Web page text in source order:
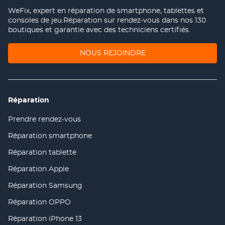
WeFix, expert en réparation de smartphone, tablettes et
consoles de jeu.Réparation sur rendez-vous dans nos 130
boutiques et garantie avec des techniciens certifiés.
NOUS REJOINDRE(OUVRE
DANS
NOUVELLE
Réparation
Prendre rendez-vous
(ouvre
dans
nouvelle
Réparation smartphone
(ouvre
dans
nouvelle
Réparation tablette
(ouvre
dans
nouvelle
Réparation Apple
(ouvre
dans
nouvelle
Réparation Samsung
(ouvre
dans
nouvelle
Réparation OPPO
(ouvre
dans
Réparation iPhone 13
(ouvre